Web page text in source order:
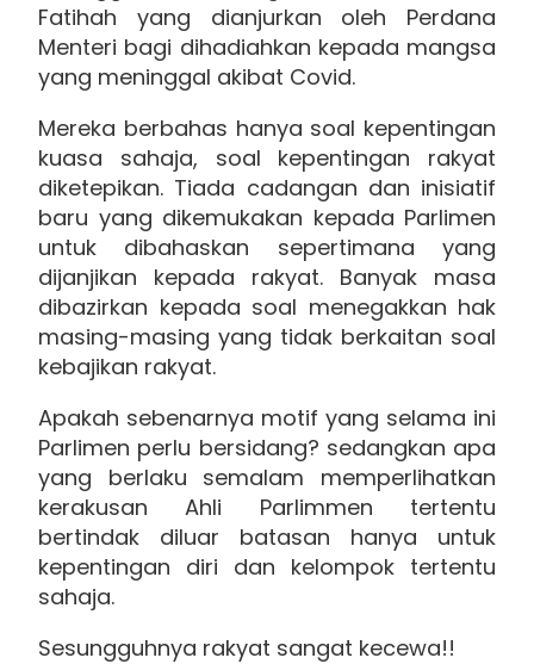
Fatihah yang dianjurkan oleh Perdana
Menteri bagi dihadiahkan kepada mangsa
yang meninggal akibat Covid.
Mereka berbahas hanya soal kepentingan
kuasa sahaja, soal kepentingan rakyat
diketepikan. Tiada cadangan dan inisiatif
baru yang dikemukakan kepada Parlimen
untuk dibahaskan sepertimana yang
dijanjikan kepada rakyat. Banyak masa
dibazirkan kepada soal menegakkan hak
masing-masing yang tidak berkaitan soal
kebajikan rakyat.
Apakah sebenarnya motif yang selama ini
Parlimen perlu bersidang? sedangkan apa
yang berlaku semalam memperlihatkan
kerakusan Ahli Parlimmen tertentu
bertindak diluar batasan hanya untuk
kepentingan diri dan kelompok tertentu
sahaja.
Sesungguhnya rakyat sangat kecewa!!